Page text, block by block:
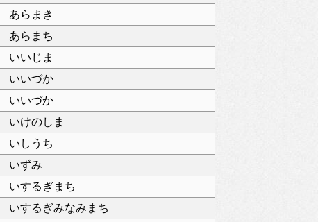
あらまき
あらまち
いいじま
いいづか
いいづか
いけのしま
いしうち
いずみ
いするぎまち
いするぎみなみまち